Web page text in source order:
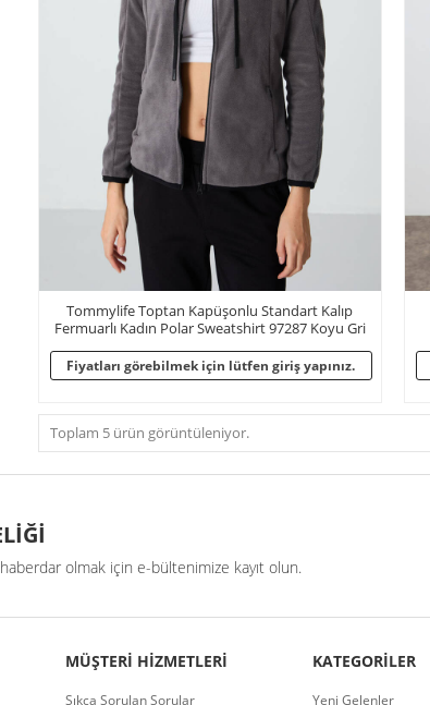
Tommylife Toptan Kapüşonlu Standart Kalıp
Fermuarlı Kadın Polar Sweatshirt 97287 Koyu Gri
Fiyatları görebilmek için lütfen giriş yapınız.
Toplam 5 ürün görüntüleniyor.
olmak için e-bültenimize kayıt olun.
MÜŞTERI HIZMETLERI
Sıkça Sorulan Sorular
KATEGORILER
Yeni Gelenler